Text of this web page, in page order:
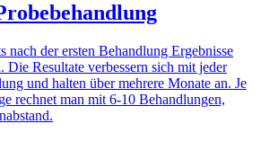
nach der ersten Behandlung Ergebnisse
Die Resultate verbessern sich mit jeder
und halten über mehrere Monate an. Je
rechnet man mit 6-10 Behandlungen,